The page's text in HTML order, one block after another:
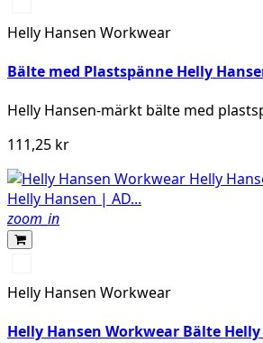
BLACK
Helly Hansen Workwear
Bälte med Plastspänne Helly
Helly Hansen-märkt bälte med
111,25 kr
zoom_in
BLACK
Helly Hansen Workwear
Helly Hansen Workwear Bälte